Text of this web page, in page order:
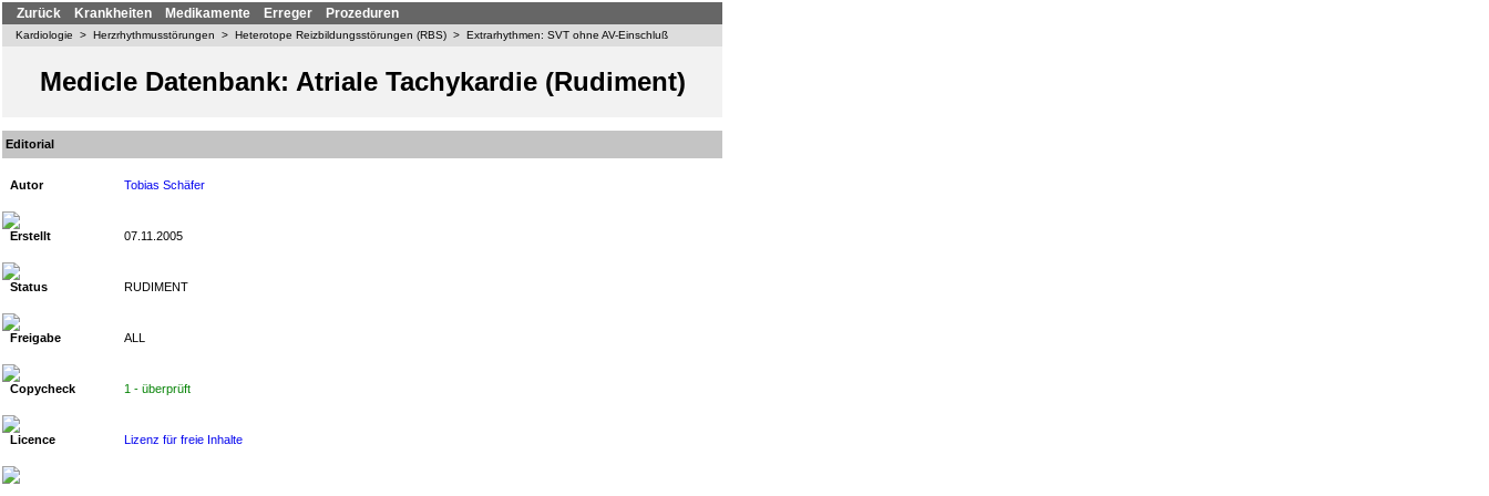
Zurück Krankheiten Medikamente Erreger Prozeduren
Kardiologie > Herzrhythmusstörungen > Heterotope Reizbildungsstörungen (RBS) > Extrarhythmen: SVT ohne AV-Einschluß
Medicle Datenbank: Atriale Tachykardie (Rudiment)
Editorial
Autor Tobias Schäfer
Erstellt 07.11.2005
Status RUDIMENT
Freigabe ALL
Copycheck 1 - überprüft
Licence Lizenz für freie Inhalte